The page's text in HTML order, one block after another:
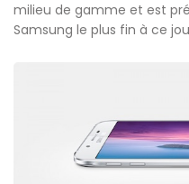
milieu de gamme et est
Samsung le plus fin à ce